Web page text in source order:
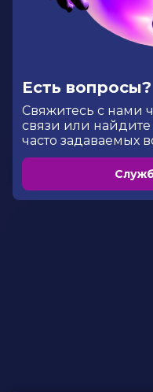
Есть вопросы?
Cвяжитесь с нами
связи или
часто задаваемых